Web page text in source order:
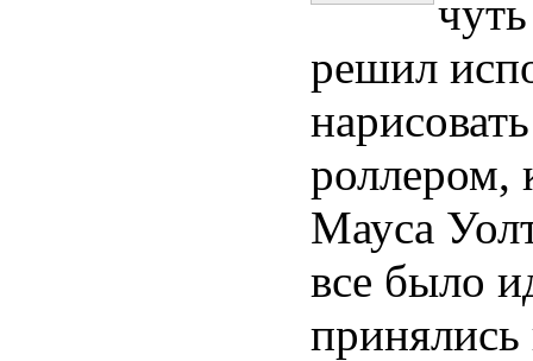
решил
роллером,
Мауса
все было